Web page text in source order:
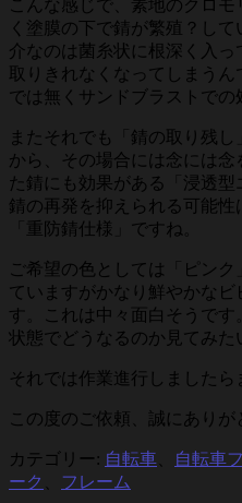
こんな感じで、素地のクロ
く塗膜の下で錆が繁殖？し
介なのは菌糸状に根深く入
取りきれなくなってしまう
では無くサンドブラストでの
またそれでも「錆の取り残し
から、その場合には念には
た錆にも効果がある「浸透
錆の再発を抑えられる可能
「重防錆仕様」ですね。
ご希望の色としては「ピン
ていますがかなり鮮やかなビ
す。これは中々面白そうです
状態でどうなるのか見てみた
それでは作業進行しましたら
この度のご依頼、誠にありが
カテゴリー: 自転車 自転車
ーク
フレーム